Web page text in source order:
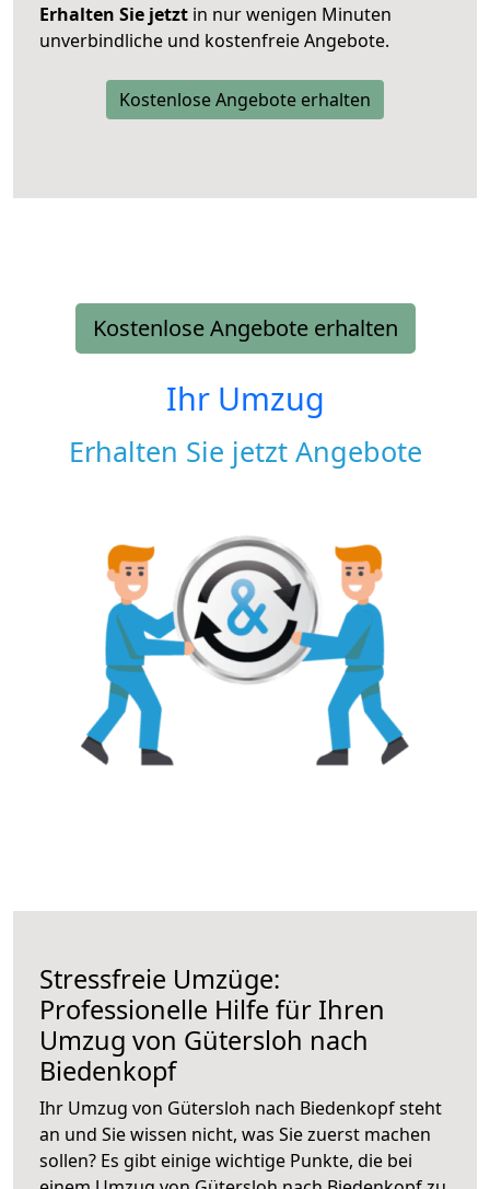
Erhalten Sie jetzt in nur wenigen Minuten
unverbindliche und kostenfreie Angebote.
Kostenlose Angebote erhalten
Kostenlose Angebote erhalten
Ihr Umzug
Erhalten Sie jetzt Angebote
Stressfreie Umzüge:
Professionelle Hilfe für Ihren
Umzug von Gütersloh nach
Biedenkopf
Ihr Umzug von Gütersloh nach Biedenkopf steht
an und Sie wissen nicht, was Sie zuerst machen
sollen? Es gibt einige wichtige Punkte, die bei